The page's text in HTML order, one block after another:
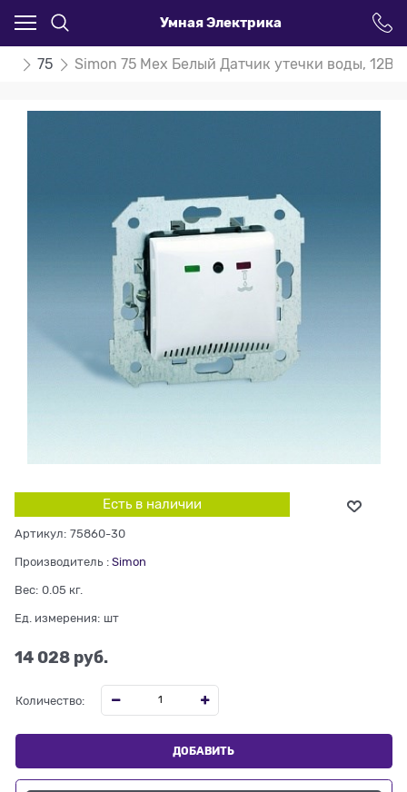
Умная Электрика
75 Simon 75 Мех Белый Датчик утечки воды, 12В
Есть в наличии
Артикул: 75860-30
Производитель : Simon
Вес: 0.05 кг.
Ед. измерения: шт
14 028 руб.
Количество:
ДОБАВИТЬ